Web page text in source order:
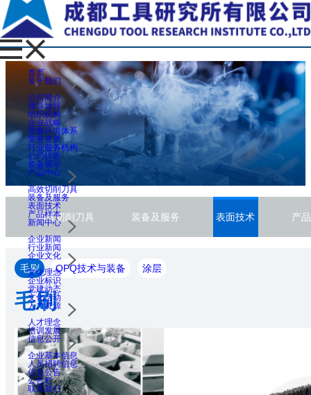
首页
关于我们
公司简介
领导致辞
组织机构
企业战略
质量环境体系
荣誉资质
行业服务机构
公司掠影
装备展示
产品中心
高效切削刀具
装备及服务
表面技术
产品样本
新闻中心
企业新闻
行业新闻
企业文化
文化理念
企业标识
党建动态
文化活动
人力资源
人才理念
培训发展
信息公开
企业基本信息
人员招聘信息
信息公告
公告栏
联系我们
高效切削刀具 装备及服务 表面技术 产
毛刷 QPQ技术与装备 涂层
毛刷